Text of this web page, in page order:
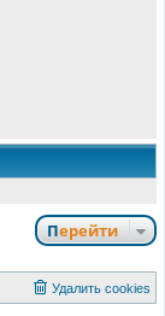
Перейти
Удалить cookies